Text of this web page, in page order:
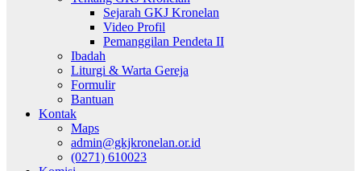
Sejarah GKJ Kronelan
Video Profil
Pemanggilan Pendeta II
Ibadah
Liturgi & Warta Gereja
Formulir
Bantuan
Kontak
Maps
admin@gkjkronelan.or.id
(0271) 610023